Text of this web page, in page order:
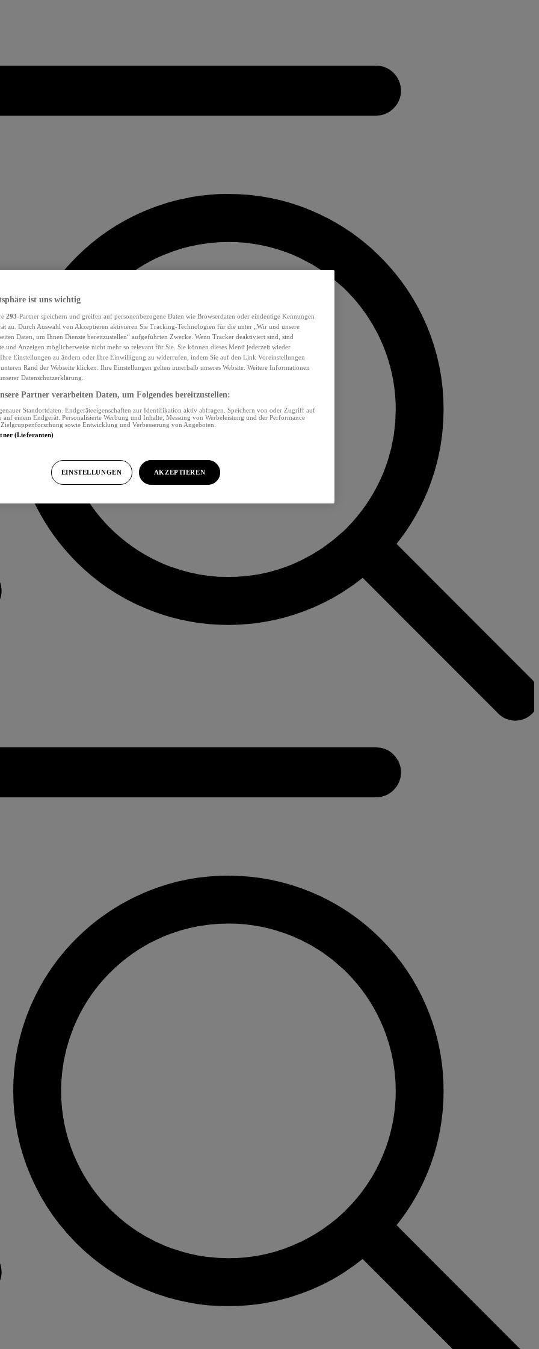
ist uns wichtig
293-Partner speichern und greifen auf personenbezogene Daten wie Browserdaten oder eindeutige Kennungen
zu. Durch Auswahl von Akzeptieren aktivieren Sie Tracking-Technologien für die unter „Wir und unsere
Daten, um Ihnen Dienste bereitzustellen“ aufgeführten Zwecke. Wenn Tracker deaktiviert sind, sind
und Anzeigen möglicherweise nicht mehr so relevant für Sie. Sie können dieses Menü jederzeit wieder
Einstellungen zu ändern oder Ihre Einwilligung zu widerrufen, indem Sie auf den Link Voreinstellungen
Rand der Webseite klicken. Ihre Einstellungen gelten innerhalb unseres Website. Weitere Informationen
Datenschutzerklärung.
Partner verarbeiten Daten, um Folgendes bereitzustellen:
Standortdaten. Endgeräteeigenschaften zur Identifikation aktiv abfragen. Speichern von oder Zugriff auf
einem Endgerät. Personalisierte Werbung und Inhalte, Messung von Werbeleistung und der Performance
sowie Entwicklung und Verbesserung von Angeboten.
(Lieferanten)
EINSTELLUNGEN AKZEPTIEREN